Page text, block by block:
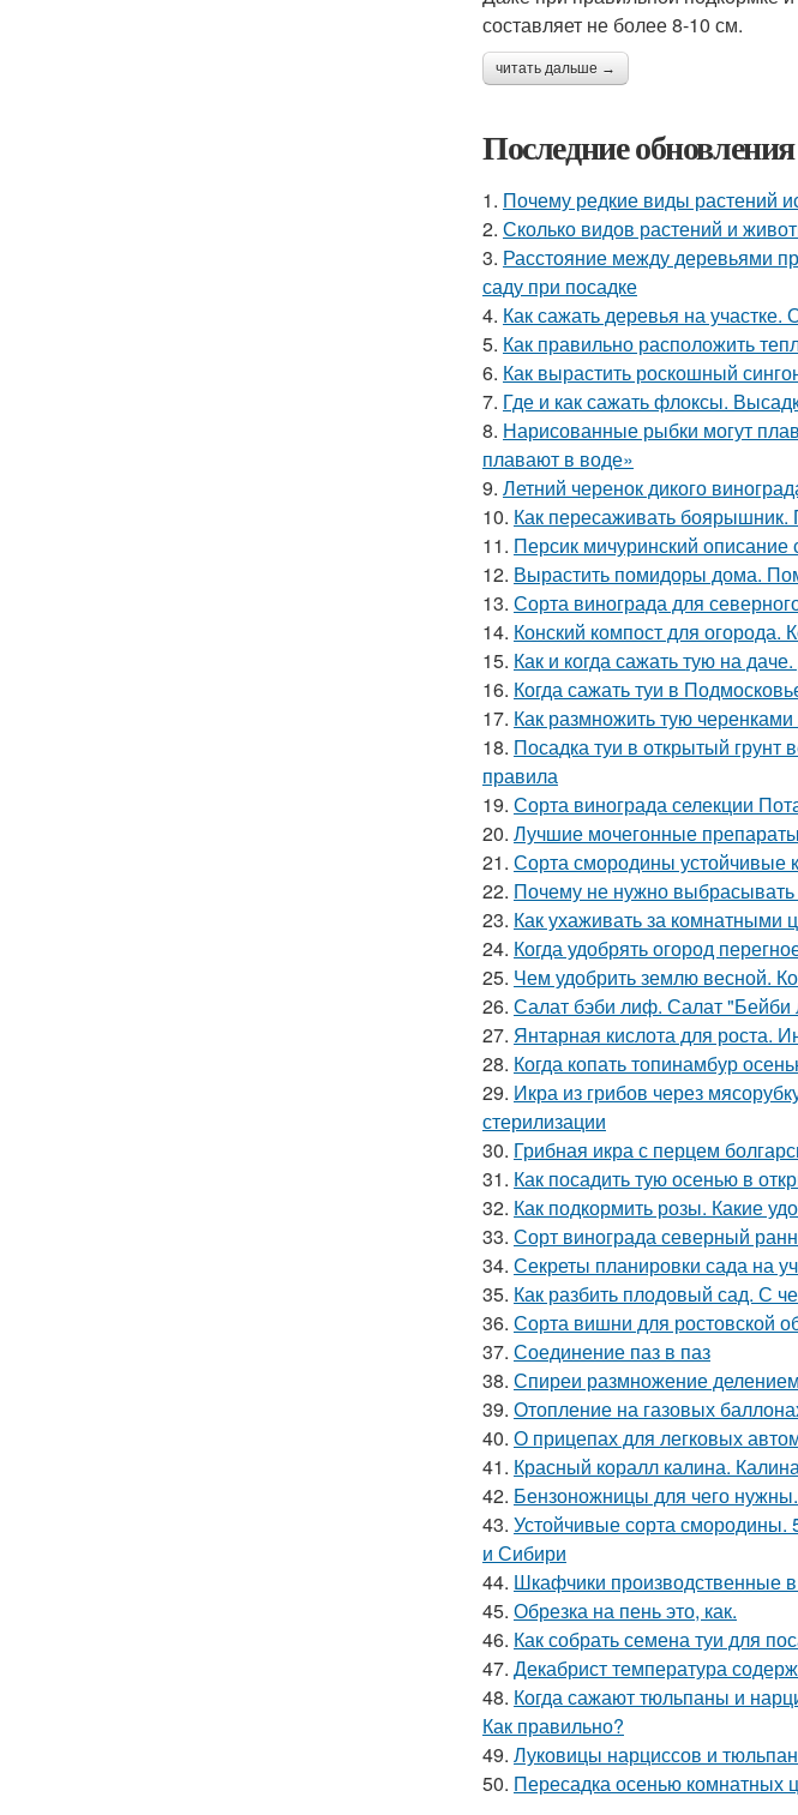
составляет не более 8-10 см.
читать дальше →
Последние
1. Почему редкие виды растений
2. Сколько видов растений и
3. Расстояние между деревьями
саду при посадке
4. Как сажать деревья на
5. Как правильно расположить
6. Как вырастить роскошный
7. Где и как сажать флоксы.
8. Нарисованные рыбки могут
плавают в воде»
9. Летний черенок дикого
10. Как пересаживать
11. Персик мичуринский
12. Вырастить помидоры дома.
13. Сорта винограда для
14. Конский компост для огорода.
15. Как и когда сажать тую на
16. Когда сажать туи в
17. Как размножить тую
18. Посадка туи в открытый грунт
правила
19. Сорта винограда селекции
20. Лучшие мочегонные
21. Сорта смородины устойчивые
22. Почему не нужно выбрасывать
23. Как ухаживать за комнатными
24. Когда удобрять огород
25. Чем удобрить землю весной.
26. Салат бэби лиф. Салат "Бейби
27. Янтарная кислота для роста.
28. Когда копать топинамбур
29. Икра из грибов через
стерилизации
30. Грибная икра с перцем
31. Как посадить тую осенью в
32. Как подкормить розы. Какие
33. Сорт винограда северный
34. Секреты планировки сада на
35. Как разбить плодовый сад. С
36. Сорта вишни для ростовской
37. Соединение паз в паз
38. Спиреи размножение делением
39. Отопление на газовых
40. О прицепах для легковых
41. Красный коралл калина.
42. Бензоножницы для чего
43. Устойчивые сорта
и Сибири
44. Шкафчики производственные
45. Обрезка на пень это, как.
46. Как собрать семена туи для
47. Декабрист температура
48. Когда сажают тюльпаны и
Как правильно?
49. Луковицы нарциссов и
50. Пересадка осенью комнатных